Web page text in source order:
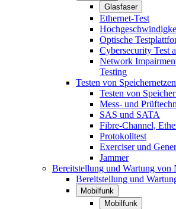
Glasfaser
Ethernet-Test
Optische
Cybersecurity Test
Network
Testing
Testen von Speichernetzen
Testen von
Mess- und
SAS und SATA
Fibre-Channel,
Protokolltest
Exerciser und
Jammer
Bereitstellung und Wartung von
Bereitstellung und
Mobilfunk
Mobilfunk